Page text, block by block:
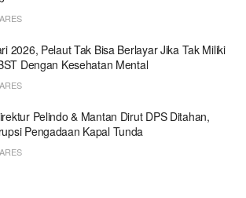
2026, Pelaut Tak Bisa Berlayar Jika Tak Miliki
Dengan Kesehatan Mental
Pelindo & Mantan Dirut DPS Ditahan,
Pengadaan Kapal Tunda